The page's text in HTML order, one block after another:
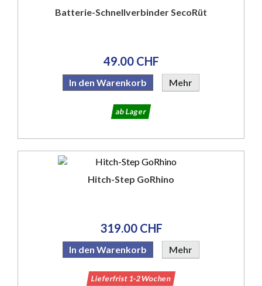
Batterie-Schnellverbinder SecoRüt
49.00 CHF
In den Warenkorb Mehr
ab Lager
Hitch-Step GoRhino
319.00 CHF
In den Warenkorb Mehr
Lieferfrist 1-2 Wochen